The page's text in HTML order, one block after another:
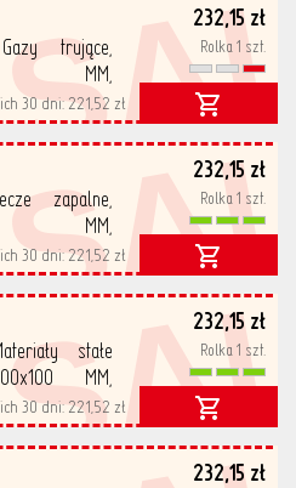
232,15 zł
trujące,
MM,
PP
30 dni:221,52 zł
Rolka 1 szt.
232,15 zł
zapalne,
MM,
PP
30 dni:221,52 zł
Rolka 1 szt.
232,15 zł
stałe
MM,
PP
30 dni:221,52 zł
Rolka 1 szt.
232,15 zł